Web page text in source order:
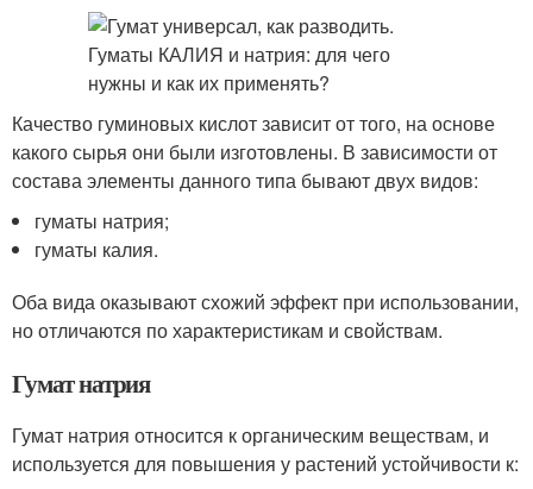
Качество гуминовых кислот зависит от того, на основе
какого сырья они были изготовлены. В зависимости от
состава элементы данного типа бывают двух видов:
гуматы натрия;
гуматы калия.
Оба вида оказывают схожий эффект при использовании,
но отличаются по характеристикам и свойствам.
Гумат натрия
Гумат натрия относится к органическим веществам, и
используется для повышения у растений устойчивости к: